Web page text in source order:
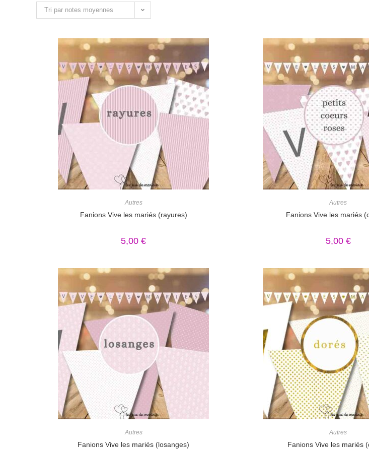
Tri par notes moyennes
Autres
Fanions Vive les mariés (rayures)
5,00€
Autres
Fanions Vive les mariés
5,00 €
Autres
Fanions Vive les mariés (losanges)
Autres
Fanions Vive les mariés